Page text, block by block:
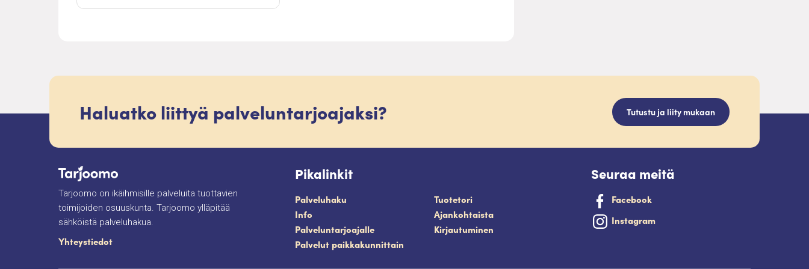
Haluatko liittyä palveluntarjoajaksi? Tutustu ja liity mukaan
Tarjoomo on ikäihmisille palveluita tuottavien
toimijoiden osuuskunta. Tarjoomo ylläpitää
sähköistä palveluhakua.
Yhteystiedot
Pikalinkit
Palveluhaku
Tuotetori
Info
Ajankohtaista
Palveluntarjoajalle
Kirjautuminen
Palvelut paikkakunnittain
Seuraa meitä
Facebook
Instagram